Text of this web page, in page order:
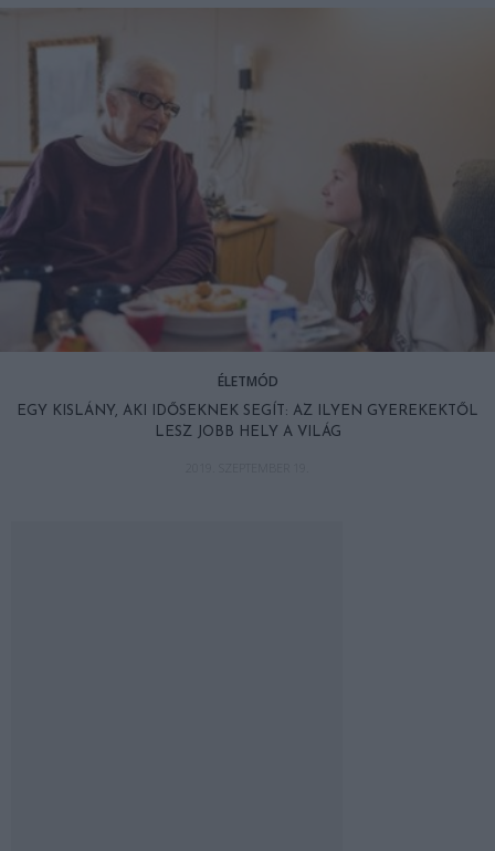
ÉLETMÓD
EGY KISLÁNY, AKI IDŐSEKNEK SEGÍT: AZ ILYEN GYEREKEKTŐL
LESZ JOBB HELY A VILÁG